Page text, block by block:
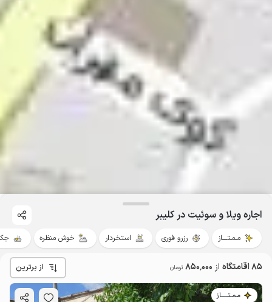
اجاره ویلا و سوئیت در کلیبر
مـمـتــــاز رزرو فوری استخردار خوش منظره
85 اقامتگاه از 850٬000 تومان از برترین
مـمـتــــــاز